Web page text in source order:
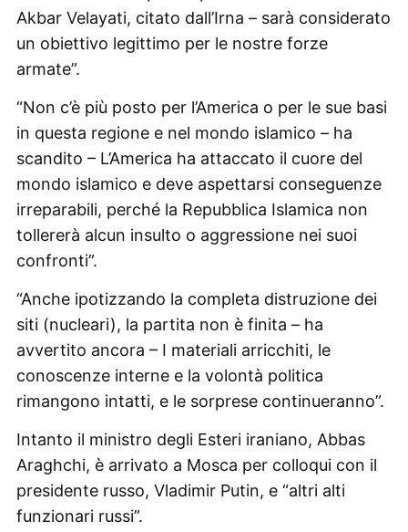
Akbar Velayati, citato dall’Irna – sarà considerato
un obiettivo legittimo per le nostre forze
armate”.
“Non c’è più posto per l’America o per le sue basi
in questa regione e nel mondo islamico – ha
scandito – L’America ha attaccato il cuore del
mondo islamico e deve aspettarsi conseguenze
irreparabili, perché la Repubblica Islamica non
tollererà alcun insulto o aggressione nei suoi
confronti”.
“Anche ipotizzando la completa distruzione dei
siti (nucleari), la partita non è finita – ha
avvertito ancora – I materiali arricchiti, le
conoscenze interne e la volontà politica
rimangono intatti, e le sorprese continueranno”.
Intanto il ministro degli Esteri iraniano, Abbas
Araghchi, è arrivato a Mosca per colloqui con il
presidente russo, Vladimir Putin, e “altri alti
funzionari russi”.